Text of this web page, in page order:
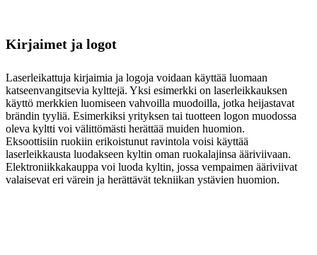
Kirjaimet ja logot
Laserleikattuja kirjaimia ja logoja voidaan käyttää luomaan
katseenvangitsevia kylttejä. Yksi esimerkki on laserleikkauksen
käyttö merkkien luomiseen vahvoilla muodoilla, jotka heijastavat
brändin tyyliä. Esimerkiksi yrityksen tai tuotteen logon muodossa
oleva kyltti voi välittömästi herättää muiden huomion.
Eksoottisiin ruokiin erikoistunut ravintola voisi käyttää
laserleikkausta luodakseen kyltin oman ruokalajinsa ääriviivaan.
Elektroniikkakauppa voi luoda kyltin, jossa vempaimen ääriviivat
valaisevat eri värein ja herättävät tekniikan ystävien huomion.